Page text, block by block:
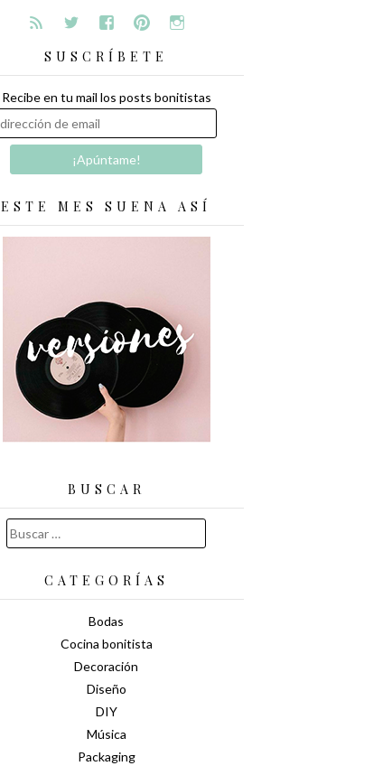
SUSCRÍBETE
Recibe en tu mail los posts bonitistas
ESTE MES SUENA ASÍ
BUSCAR
Buscar:
CATEGORÍAS
Bodas
Cocina bonitista
Decoración
Diseño
DIY
Música
Packaging